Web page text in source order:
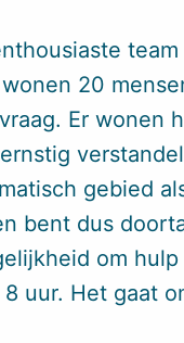
20
Er wonen
gebied
bent dus
om
uur. Het gaat